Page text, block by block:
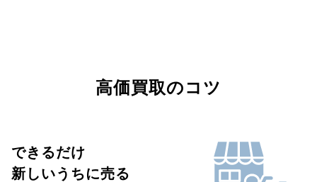
高価買取のコツ
できるだけ
新しいうちに売る